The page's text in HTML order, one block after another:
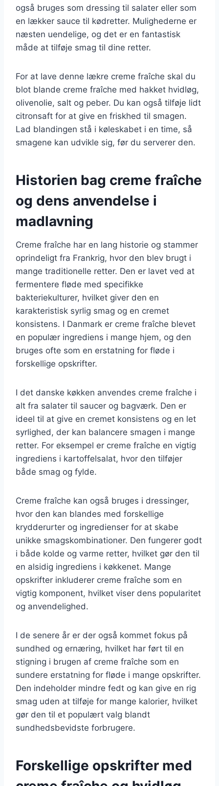
også bruges som dressing til salater eller som
en lækker sauce til kødretter. Mulighederne er
næsten uendelige, og det er en fantastisk
måde at tilføje smag til dine retter.
For at lave denne lækre creme fraîche skal du
blot blande creme fraîche med hakket hvidløg,
olivenolie, salt og peber. Du kan også tilføje lidt
citronsaft for at give en friskhed til smagen.
Lad blandingen stå i køleskabet i en time, så
smagene kan udvikle sig, før du serverer den.
Historien bag creme fraîche
og dens anvendelse i
madlavning
Creme fraîche har en lang historie og stammer
oprindeligt fra Frankrig, hvor den blev brugt i
mange traditionelle retter. Den er lavet ved at
fermentere fløde med specifikke
bakteriekulturer, hvilket giver den en
karakteristisk syrlig smag og en cremet
konsistens. I Danmark er creme fraîche blevet
en populær ingrediens i mange hjem, og den
bruges ofte som en erstatning for fløde i
forskellige opskrifter.
I det danske køkken anvendes creme fraîche i
alt fra salater til saucer og bagværk. Den er
ideel til at give en cremet konsistens og en let
syrlighed, der kan balancere smagen i mange
retter. For eksempel er creme fraîche en vigtig
ingrediens i kartoffelsalat, hvor den tilføjer
både smag og fylde.
Creme fraîche kan også bruges i dressinger,
hvor den kan blandes med forskellige
krydderurter og ingredienser for at skabe
unikke smagskombinationer. Den fungerer godt
i både kolde og varme retter, hvilket gør den til
en alsidig ingrediens i køkkenet. Mange
opskrifter inkluderer creme fraîche som en
vigtig komponent, hvilket viser dens popularitet
og anvendelighed.
I de senere år er der også kommet fokus på
sundhed og ernæring, hvilket har ført til en
stigning i brugen af creme fraîche som en
sundere erstatning for fløde i mange opskrifter.
Den indeholder mindre fedt og kan give en rig
smag uden at tilføje for mange kalorier, hvilket
gør den til et populært valg blandt
sundhedsbevidste forbrugere.
Forskellige opskrifter med